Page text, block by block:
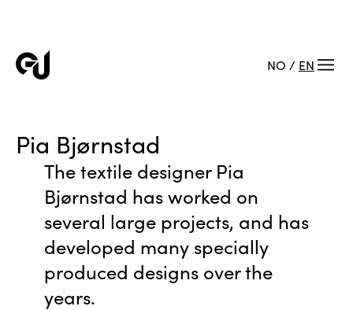
NO / EN
Pia Bjørnstad
The textile designer Pia
Bjørnstad has worked on
several large projects, and has
developed many specially
produced designs over the
years.